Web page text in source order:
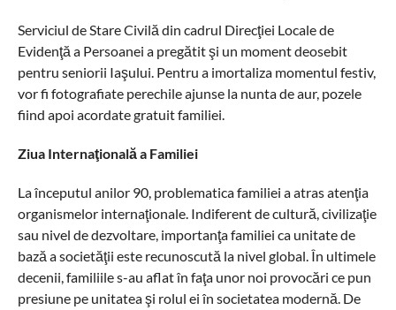
Serviciul de Stare Civilă din cadrul Direcţiei Locale de
Evidenţă a Persoanei a pregătit şi un moment deosebit
pentru seniorii Iaşului. Pentru a imortaliza momentul festiv,
vor fi fotografiate perechile ajunse la nunta de aur, pozele
fiind apoi acordate gratuit familiei.
Ziua Internaţională a Familiei
La începutul anilor 90, problematica familiei a atras atenţia
organismelor internaţionale. Indiferent de cultură, civilizaţie
sau nivel de dezvoltare, importanţa familiei ca unitate de
bază a societăţii este recunoscută la nivel global. În ultimele
decenii, familiile s-au aflat în faţa unor noi provocări ce pun
presiune pe unitatea şi rolul ei în societatea modernă. De